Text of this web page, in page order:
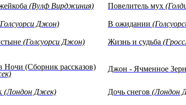
(Вулф Вирджиния) Повелитель мух
Джон) В ожидании
(Голсуорси Джон) Жизнь и судьба
Ночи (Сборник рассказов)
Джон - Ячменное
(Лондон Джек) Дочь снегов (Лондон